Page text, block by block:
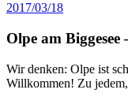
2017/03/18
Olpe am
Wir denken: Olpe ist
Willkommen! Zu